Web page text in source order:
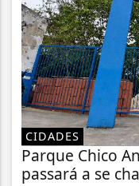
CIDADES
Parque Chico
passará a se